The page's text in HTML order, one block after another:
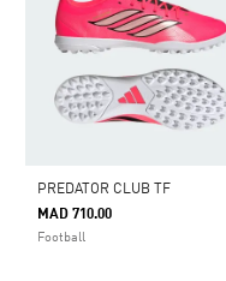
PREDATOR CLUB TF
MAD 710.00
Football